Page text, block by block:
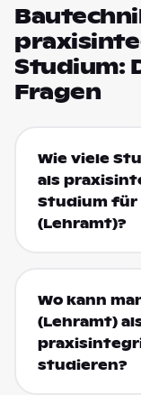
Studium:
Fragen
Wie viele
als
Studium für
(Lehramt)?
Wo kann
(Lehramt)
studieren?